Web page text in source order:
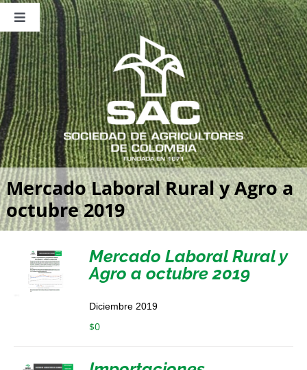
Saltar
contenido
Toggle
Navigation
Nosotros
Publicaciones
Sala de Prensa
Eventos
Mercado Laboral Rural y Agro a
octubre 2019
Mercado Laboral Rural y
Agro a octubre 2019
Diciembre 2019
$0